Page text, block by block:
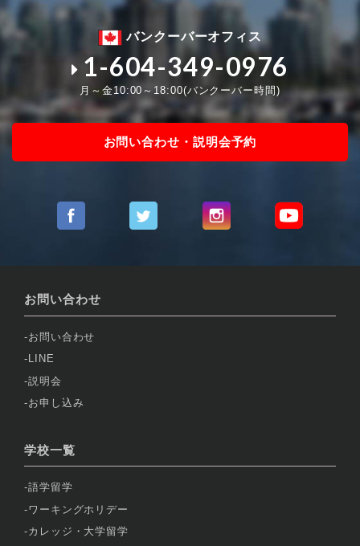
バンクーバーオフィス
1-604-349-0976
月～金10:00～18:00(バンクーバー時間)
お問い合わせ・説明会予約
お問い合わせ
お問い合わせ
LINE
説明会
お申し込み
学校一覧
語学留学
ワーキングホリデー
カレッジ・大学留学